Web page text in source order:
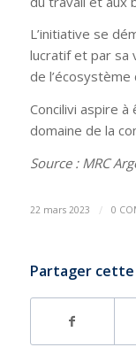
L’initiative se
lucratif et par sa
de l’écosystème
Concilivi aspire
domaine de la
Source : MRC
22 mars 2023 / 0
Partager